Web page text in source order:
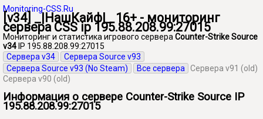
Monitoring-CSS.Ru
[v34] _|НашКайф|_ 16+ - мониторинг
сервера CSS ip 195.88.208.99:27015
Мониторинг и статистика игрового сервера Counter-Strike Source
v34 IP 195.88.208.99:27015
Сервера v34
Сервера Source v93
Сервера Source v93 (No Steam)
Все сервера
Сервера v91 (old)
Сервера v90 (old)
Информация о сервере Counter-Strike Source IP
195.88.208.99:27015